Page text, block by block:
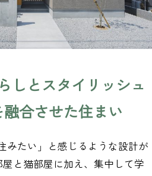
しとスタイリッシュ
合させた住まい
みたい」と感じるような設計が
と猫部屋に加え、集中して学